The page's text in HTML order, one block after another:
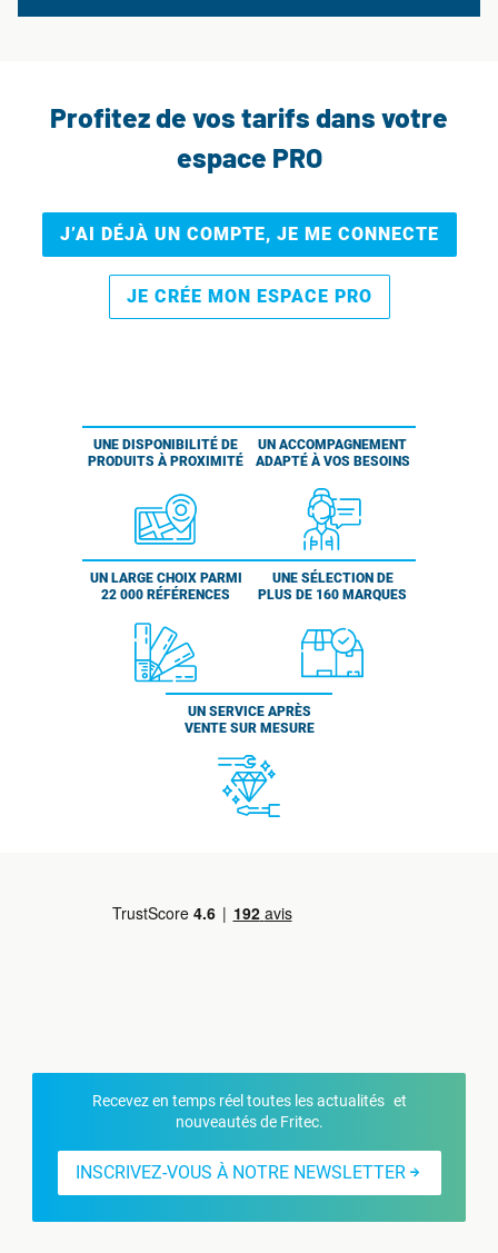
Profitez de vos tarifs dans votre
espace PRO
J’AI DÉJÀ UN COMPTE, JE ME CONNECTE
JE CRÉE MON ESPACE PRO
UNE DISPONIBILITÉ DE
PRODUITS À PROXIMITÉ
UN ACCOMPAGNEMENT
ADAPTÉ À VOS BESOINS
UN LARGE CHOIX PARMI
22 000 RÉFÉRENCES
UNE SÉLECTION DE
PLUS DE 160 MARQUES
UN SERVICE APRÈS
VENTE SUR MESURE
Recevez en temps réel toutes les actualités et
nouveautés de Fritec.
INSCRIVEZ-VOUS À NOTRE NEWSLETTER